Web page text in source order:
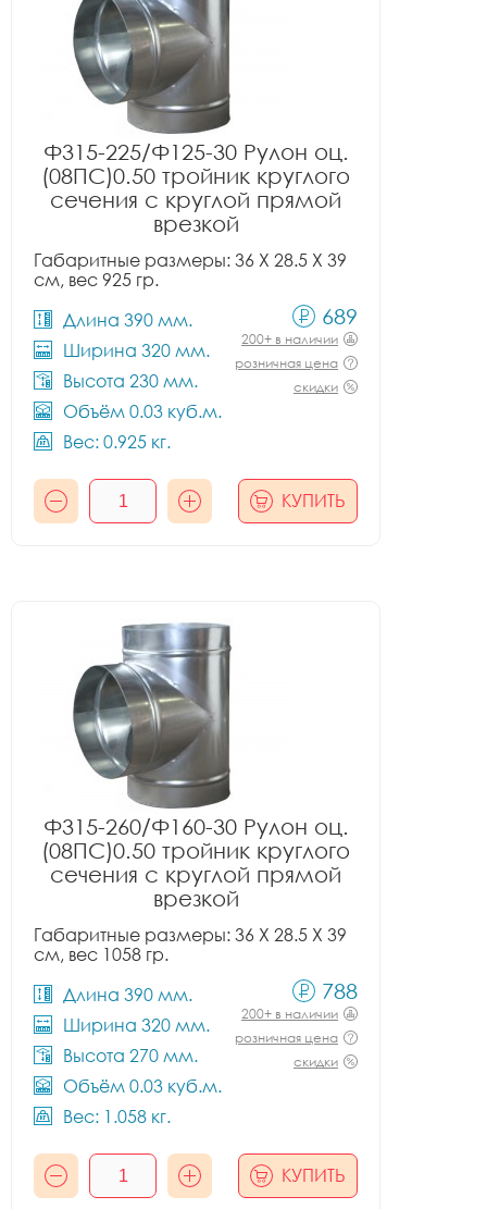
Ф315-225/Ф125-30 Рулон оц.
(08ПС)0.50 тройник круглого
сечения с круглой прямой
врезкой
Габаритные размеры: 36 X 28.5 X 39
см, вес 925 гр.
Длина 390 мм.
Ширина 320 мм.
Высота 230 мм.
Объём 0.03 куб.м.
Вес: 0.925 кг.
689
200+ в наличии
розничная цена
скидки
КУПИТЬ
Ф315-260/Ф160-30 Рулон оц.
(08ПС)0.50 тройник круглого
сечения с круглой прямой
врезкой
Габаритные размеры: 36 X 28.5 X 39
см, вес 1058 гр.
Длина 390 мм.
Ширина 320 мм.
Высота 270 мм.
Объём 0.03 куб.м.
Вес: 1.058 кг.
788
200+ в наличии
розничная цена
скидки
КУПИТЬ